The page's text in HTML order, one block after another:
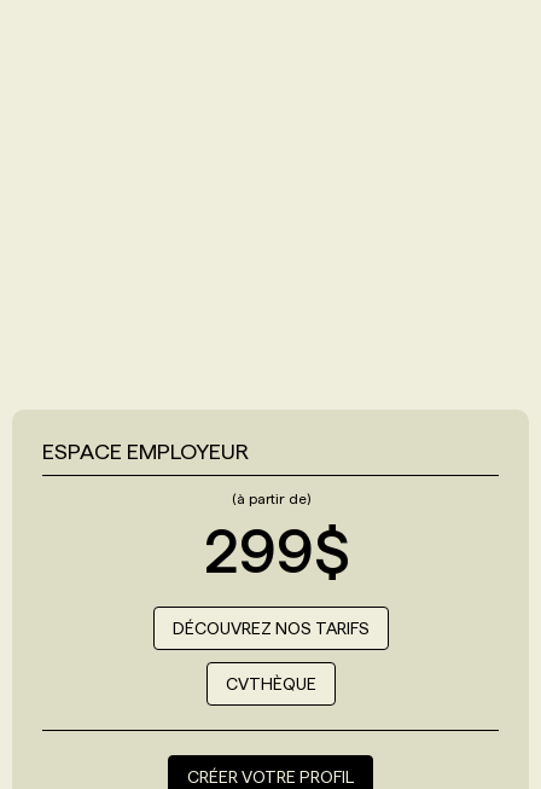
ESPACE EMPLOYEUR
(à partir de)
299$
DÉCOUVREZ NOS TARIFS
CVTHÈQUE
CRÉER VOTRE PROFIL